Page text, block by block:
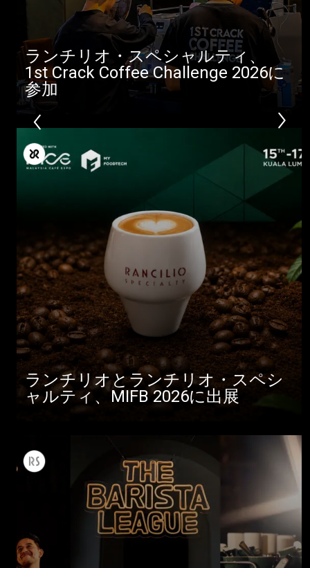
ランチリオ・スペシャルティ、
1st Crack Coffee Challenge 2026に
参加
ランチリオとランチリオ・スペシ
ャルティ、MIFB 2026に出展